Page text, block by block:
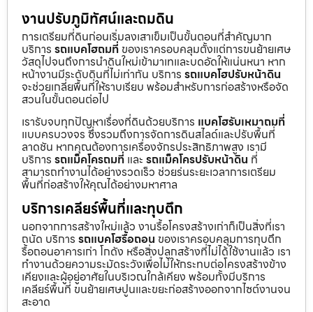
งานปรับภูมิทัศน์และถมดิน
การเตรียมที่ดินก่อนเริ่มลงเสาเข็มเป็นขั้นตอนที่สำคัญมาก
บริการ รถแบคโฮถมที่ ของเราครอบคลุมตั้งแต่การขนย้ายเศษ
วัสดุไปจนถึงการนำดินใหม่เข้ามาเทและบดอัดให้แน่นหนา หาก
หน้างานมีระดับดินที่ไม่เท่ากัน บริการ รถแบคโฮปรับหน้าดิน
จะช่วยเกลี่ยพื้นที่ให้ราบเรียบ พร้อมสำหรับการก่อสร้างหรือจัด
สวนในขั้นตอนต่อไป
เรารับจบทุกปัญหาเรื่องที่ดินด้วยบริการ แบคโฮรับเหมาถมที่
แบบครบวงจร ซึ่งรวมถึงการจัดการดินสไลด์และปรับพื้นที่
ลาดชัน หากคุณต้องการเครื่องจักรประสิทธิภาพสูง เรามี
บริการ รถแม็คโครถมที่ และ รถแม็คโครปรับหน้าดิน ที่
สามารถทำงานได้อย่างรวดเร็ว ช่วยร่นระยะเวลาการเตรียม
พื้นที่ก่อสร้างให้คุณได้อย่างมหาศาล
บริการเคลียร์พื้นที่และทุบตึก
นอกจากการสร้างใหม่แล้ว งานรื้อโครงสร้างเก่าก็เป็นสิ่งที่เรา
ถนัด บริการ รถแบคโฮรื้อถอน ของเราครอบคลุมการทุบตึก
รื้อถอนอาคารเก่า โกดัง หรือสิ่งปลูกสร้างที่ไม่ได้ใช้งานแล้ว เรา
ทำงานด้วยความระมัดระวังเพื่อไม่ให้กระทบต่อโครงสร้างข้าง
เคียงและผู้อยู่อาศัยในบริเวณใกล้เคียง พร้อมทั้งมีบริการ
เคลียร์พื้นที่ ขนย้ายเศษปูนและขยะก่อสร้างออกจากไซต์งานจน
สะอาด